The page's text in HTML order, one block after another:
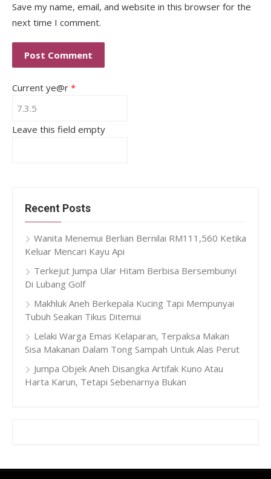
Save my name, email, and website in this browser for the
next time I comment.
Current ye@r *
Leave this field empty
Recent Posts
Wanita Menemui Berlian Bernilai RM111,560 Ketika
Keluar Mencari Kayu Api
Terkejut Jumpa Ular Hitam Berbisa Bersembunyi
Di Lubang Golf
Makhluk Aneh Berkepala Kucing Tapi Mempunyai
Tubuh Seakan Tikus Ditemui
Lelaki Warga Emas Kelaparan, Terpaksa Makan
Sisa Makanan Dalam Tong Sampah Untuk Alas Perut
Jumpa Objek Aneh Disangka Artifak Kuno Atau
Harta Karun, Tetapi Sebenarnya Bukan